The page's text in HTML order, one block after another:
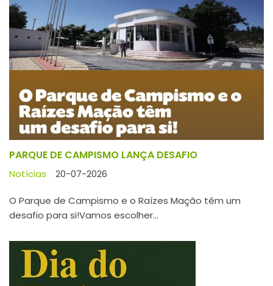
PARQUE DE CAMPISMO LANÇA DESAFIO
Notícias 20-07-2026
O Parque de Campismo e o Raízes Mação têm um
desafio para si!Vamos escolher...